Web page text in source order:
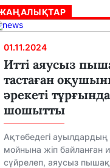
01.11.2024
Итті аяусыз
тастаған
әрекеті
шошытты
Ақтөбедегі ауылдардың
мойнына жіп байланған
сүйрелеп, аяусыз